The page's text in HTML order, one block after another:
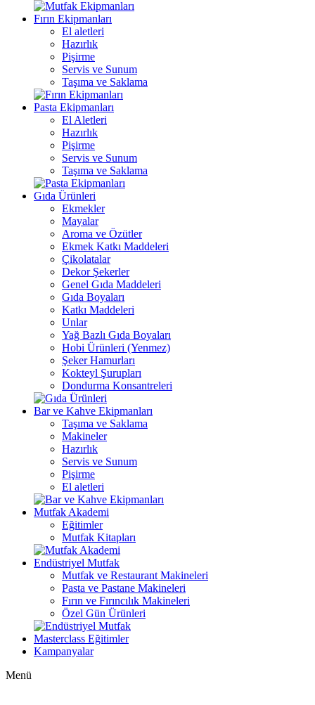
Fırın Ekipmanları
El aletleri
Hazırlık
Pişirme
Servis ve Sunum
Taşıma ve Saklama
Pasta Ekipmanları
El Aletleri
Hazırlık
Pişirme
Servis ve Sunum
Taşıma ve Saklama
Gıda Ürünleri
Ekmekler
Mayalar
Aroma ve Özütler
Ekmek Katkı Maddeleri
Çikolatalar
Dekor Şekerler
Genel Gıda Maddeleri
Gıda Boyaları
Katkı Maddeleri
Unlar
Yağ Bazlı Gıda Boyaları
Hobi Ürünleri (Yenmez)
Şeker Hamurları
Kokteyl Şurupları
Dondurma Konsantreleri
Bar ve Kahve Ekipmanları
Taşıma ve Saklama
Makineler
Hazırlık
Servis ve Sunum
Pişirme
El aletleri
Mutfak Akademi
Eğitimler
Mutfak Kitapları
Endüstriyel Mutfak
Mutfak ve Restaurant Makineleri
Pasta ve Pastane Makineleri
Fırın ve Fırıncılık Makineleri
Özel Gün Ürünleri
Masterclass Eğitimler
Kampanyalar
Menü